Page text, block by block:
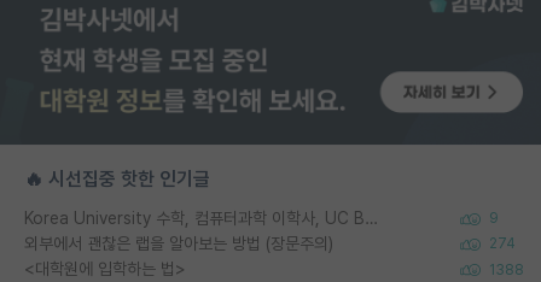
🔥 시선집중 핫한 인기글
Korea University 수학, 컴퓨터과학 이학사, UC Berkeley 산업공학 대학원 공학박사가 되는 것은 쉽지 않겠죠? 9
외부에서 괜찮은 랩을 알아보는 방법 (장문주의) 274
<대학원에 입학하는 법> 1388